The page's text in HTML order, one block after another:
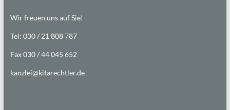
Wir freuen uns auf Sie!
Tel: 030 / 21 808 787
Fax 030 / 44 045 652
kanzlei@kitarechtler.de